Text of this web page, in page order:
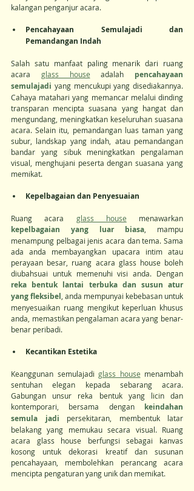
kalangan penganjur acara.
Pencahayaan Semulajadi dan
Pemandangan Indah
Salah satu manfaat paling menarik dari ruang
acara glass house adalah pencahayaan
semulajadi yang mencukupi yang disediakannya.
Cahaya matahari yang memancar melalui dinding
transparan mencipta suasana yang hangat dan
mengundang, meningkatkan keseluruhan suasana
acara. Selain itu, pemandangan luas taman yang
subur, landskap yang indah, atau pemandangan
bandar yang sibuk meningkatkan pengalaman
visual, menghujani peserta dengan suasana yang
memikat.
Kepelbagaian dan Penyesuaian
Ruang acara glass house
kepelbagaian yang luar biasa , mampu
menampung pelbagai jenis acara dan tema. Sama
ada anda membayangkan upacara intim atau
perayaan besar, ruang acara glass house boleh
reka bentuk lantai terbuka dan susun atur
yang fleksibel , anda mempunyai kebebasan untuk
menyesuaikan ruang mengikut keperluan khusus
anda, memastikan pengalaman acara yang benar-
benar peribadi.
Kecantikan Estetika
Keanggunan semulajadi glass house menambah
sentuhan elegan kepada sebarang acara.
Gabungan unsur reka bentuk yang licin dan
kontemporari, bersama dengan keindahan
semula jadi persekitaran, membentuk latar
belakang yang memukau secara visual. Ruang
acara glass house berfungsi sebagai kanvas
kosong untuk dekorasi kreatif dan susunan
pencahayaan, membolehkan perancang acara
mencipta pengaturan yang unik dan memikat.